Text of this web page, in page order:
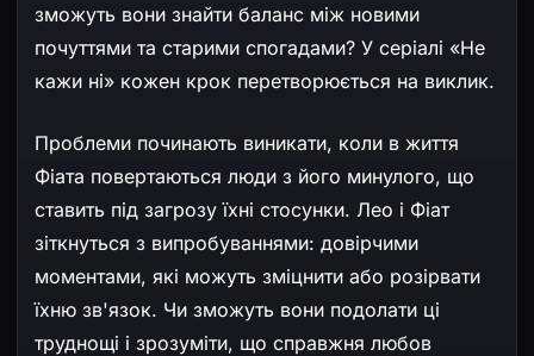
зможуть вони знайти баланс між новими
почуттями та старими спогадами? У серіалі «Не
кажи ні» кожен крок перетворюється на виклик.
Проблеми починають виникати, коли в життя
Фіата повертаються люди з його минулого, що
ставить під загрозу їхні стосунки. Лео і Фіат
зіткнуться з випробуваннями: довірчими
моментами, які можуть зміцнити або розірвати
їхню зв'язок. Чи зможуть вони подолати ці
труднощі і зрозуміти, що справжня любов